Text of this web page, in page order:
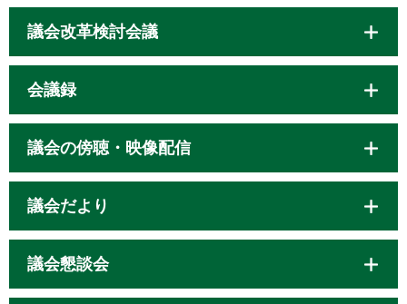
議会改革検討会議
会議録
議会の傍聴・映像配信
議会だより
議会懇談会